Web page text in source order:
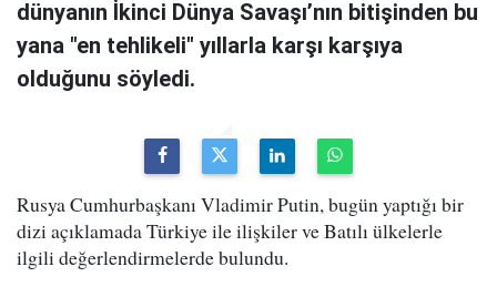
dünyanın İkinci Dünya Savaşı’nın bitişinden bu
yana "en tehlikeli" yıllarla karşı karşıya
olduğunu söyledi.
Rusya Cumhurbaşkanı Vladimir Putin, bugün yaptığı bir
dizi açıklamada Türkiye ile ilişkiler ve Batılı ülkelerle
ilgili değerlendirmelerde bulundu.